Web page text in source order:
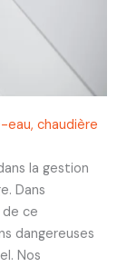
eau, chaudière
la gestion
Dans
ce
dangereuses
Nos